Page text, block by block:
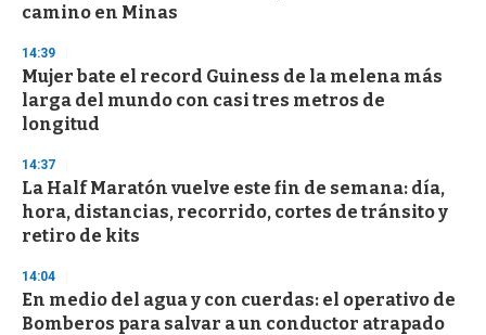
camino en Minas
14:39
Mujer bate el record Guiness de la melena más
larga del mundo con casi tres metros de
longitud
14:37
La Half Maratón vuelve este fin de semana: día,
hora, distancias, recorrido, cortes de tránsito y
retiro de kits
14:04
En medio del agua y con cuerdas: el operativo de
Bomberos para salvar a un conductor atrapado